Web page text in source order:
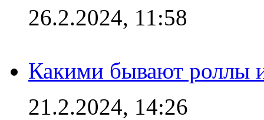
26.2.2024, 11:58
Какими бывают роллы
21.2.2024, 14:26